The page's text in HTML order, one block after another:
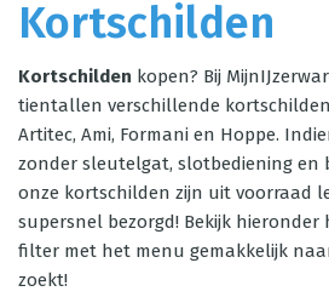
Kortschilden
Kortschilden kopen? Bij
tientallen verschillende
Artitec, Ami, Formani en Hoppe.
zonder sleutelgat, slotbediening en
onze kortschilden zijn uit voorraad
supersnel bezorgd! Bekijk
filter met het menu gemakkelijk
zoekt!